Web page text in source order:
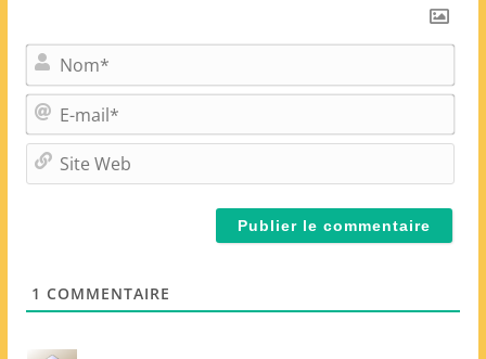
o
m
*
E
-
m
i
1 COMMENTAIRE